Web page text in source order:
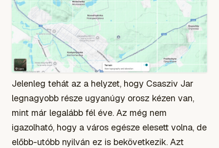
Jelenleg tehát az a helyzet, hogy Csasziv Jar
legnagyobb része ugyanúgy orosz kézen van,
mint már legalább fél éve. Az még nem
igazolható, hogy a város egésze elesett volna, de
előbb-utóbb nyilván ez is bekövetkezik. Azt